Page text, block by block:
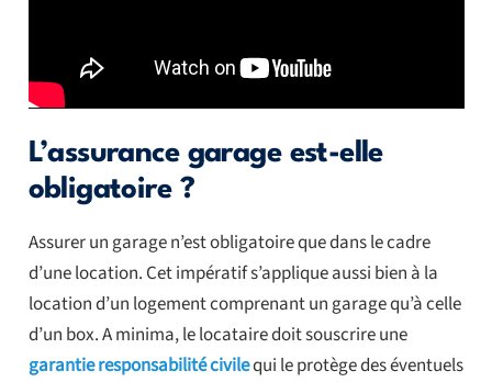
L’assurance garage est-elle
obligatoire ?
Assurer un garage n’est obligatoire que dans le cadre
d’une location. Cet impératif s’applique aussi bien à la
location d’un logement comprenant un garage qu’à celle
d’un box. A minima, le locataire doit souscrire une
garantie responsabilité civilequi le protège des éventuels